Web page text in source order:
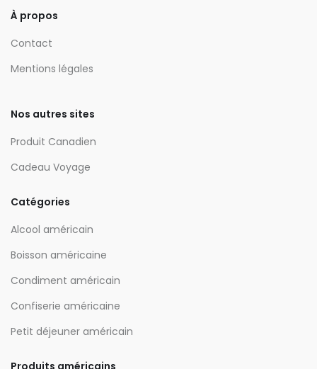
À propos
Contact
Mentions légales
Nos autres sites
Produit Canadien
Cadeau Voyage
Catégories
Alcool américain
Boisson américaine
Condiment américain
Confiserie américaine
Petit déjeuner américain
Produits américains